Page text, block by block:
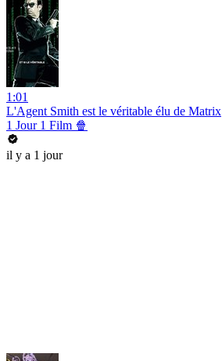
1:01
L'Agent Smith est le véritable élu de Matrix
1 Jour 1 Film 🍿
il y a 1 jour